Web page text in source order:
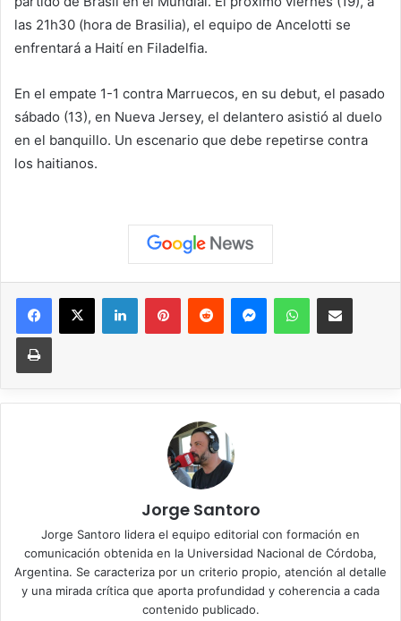
las 21h30 (hora de Brasilia), el equipo de Ancelotti se
enfrentará a Haití en Filadelfia.
En el empate 1-1 contra Marruecos, en su debut, el pasado
sábado (13), en Nueva Jersey, el delantero asistió al duelo
en el banquillo. Un escenario que debe repetirse contra
los haitianos.
Facebook
X LinkedInPinterestReddit MessengerWhatsAppCompartir vía correo
Imprimir
Jorge Santoro
Jorge Santoro lidera el equipo editorial con formación en
comunicación obtenida en la Universidad Nacional de Córdoba,
Argentina. Se caracteriza por un criterio propio, atención al detalle
y una mirada crítica que aporta profundidad y coherencia a cada
contenido publicado.